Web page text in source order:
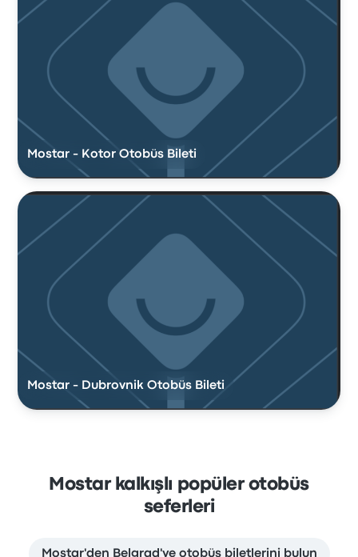
Mostar - Kotor Otobüs Bileti
Mostar - Dubrovnik Otobüs Bileti
Mostar kalkışlı popüler otobüs
seferleri
Mostar'den Belgrad'ye otobüs biletlerini bulun